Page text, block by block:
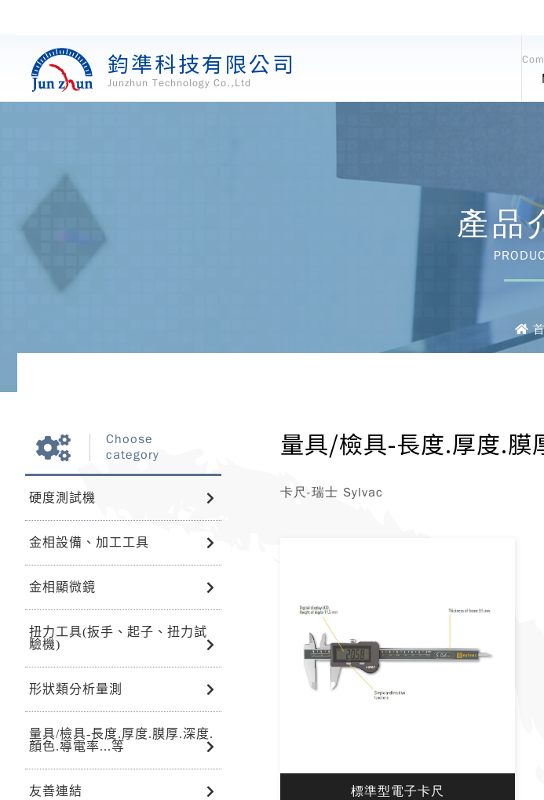
鈞準科技有限公司
Junzhun Technology Co.,Ltd
產品
Choose
category
硬度測試機
金相設備、加工工具
金相顯微鏡
扭力工具(扳手、起子、扭力試
驗機)
形狀類分析量測
量具/檢具-長度.厚度.膜厚.深度.
顏色.導電率...等
友善連結
量具/檢具-長度.厚度.膜
卡尺-瑞士 Sylvac
標準型電子卡尺